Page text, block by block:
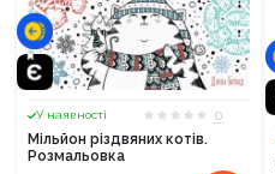
У наявності
0
Мільйон різдвяних котів.
Розмальовка